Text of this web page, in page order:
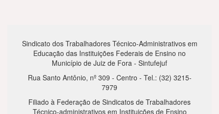
Sindicato dos Trabalhadores Técnico-Administrativos em
Educação das Instituições Federais de Ensino no
Município de Juiz de Fora - Sintufejuf
Rua Santo Antônio, nº 309 - Centro - Tel.: (32) 3215-
7979
Filiado à Federação de Sindicatos de Trabalhadores
Técnico-administrativos em Instituições de Ensino